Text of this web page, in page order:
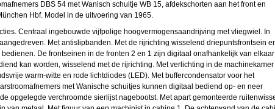
DBS 54 met Wanisch schuitje WB 15, afdekschorten aan het front en
Hbf. Model in de uitvoering van 1965.
Centraal ingebouwde vijfpolige hoogvermogensaandrijving met vliegwiel. In
Met antislipbanden. Met de rijrichting wisselend driepuntsfrontsein
De frontseinen in de fronten 2 en 1 zijn digitaal onafhankelijk van elkaar
kan worden, wisselend met de rijrichting. Met verlichting in de machinekamer
warm-witte en rode lichtdiodes (LED). Met buffercondensator voor het
met Wanische schuitjes kunnen digitaal bediend op- en neer
opgelegde verchroomde sierlijst nagebootst. Met apart gemonteerde